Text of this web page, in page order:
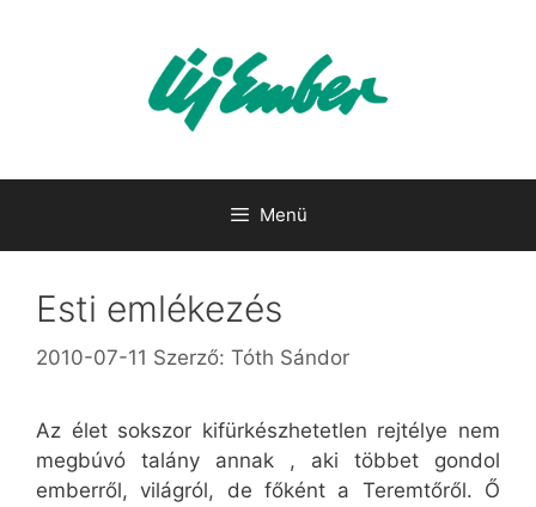
Menü
Esti emlékezés
2010-07-11 Szerző: Tóth Sándor
Az élet sokszor kifürkészhetetlen rejtélye nem
megbúvó talány annak , aki többet gondol
emberről, világról, de főként a Teremtőről. Ő